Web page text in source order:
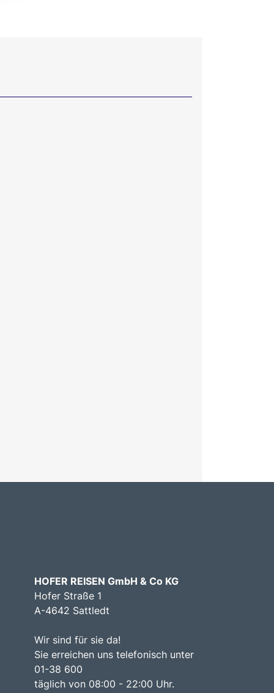
HOFER REISEN GmbH & Co KG
Hofer Straße 1
A-4642 Sattledt
Wir sind für sie da!
Sie erreichen uns telefonisch unter
01-38 600
täglich von 08:00 - 22:00 Uhr.